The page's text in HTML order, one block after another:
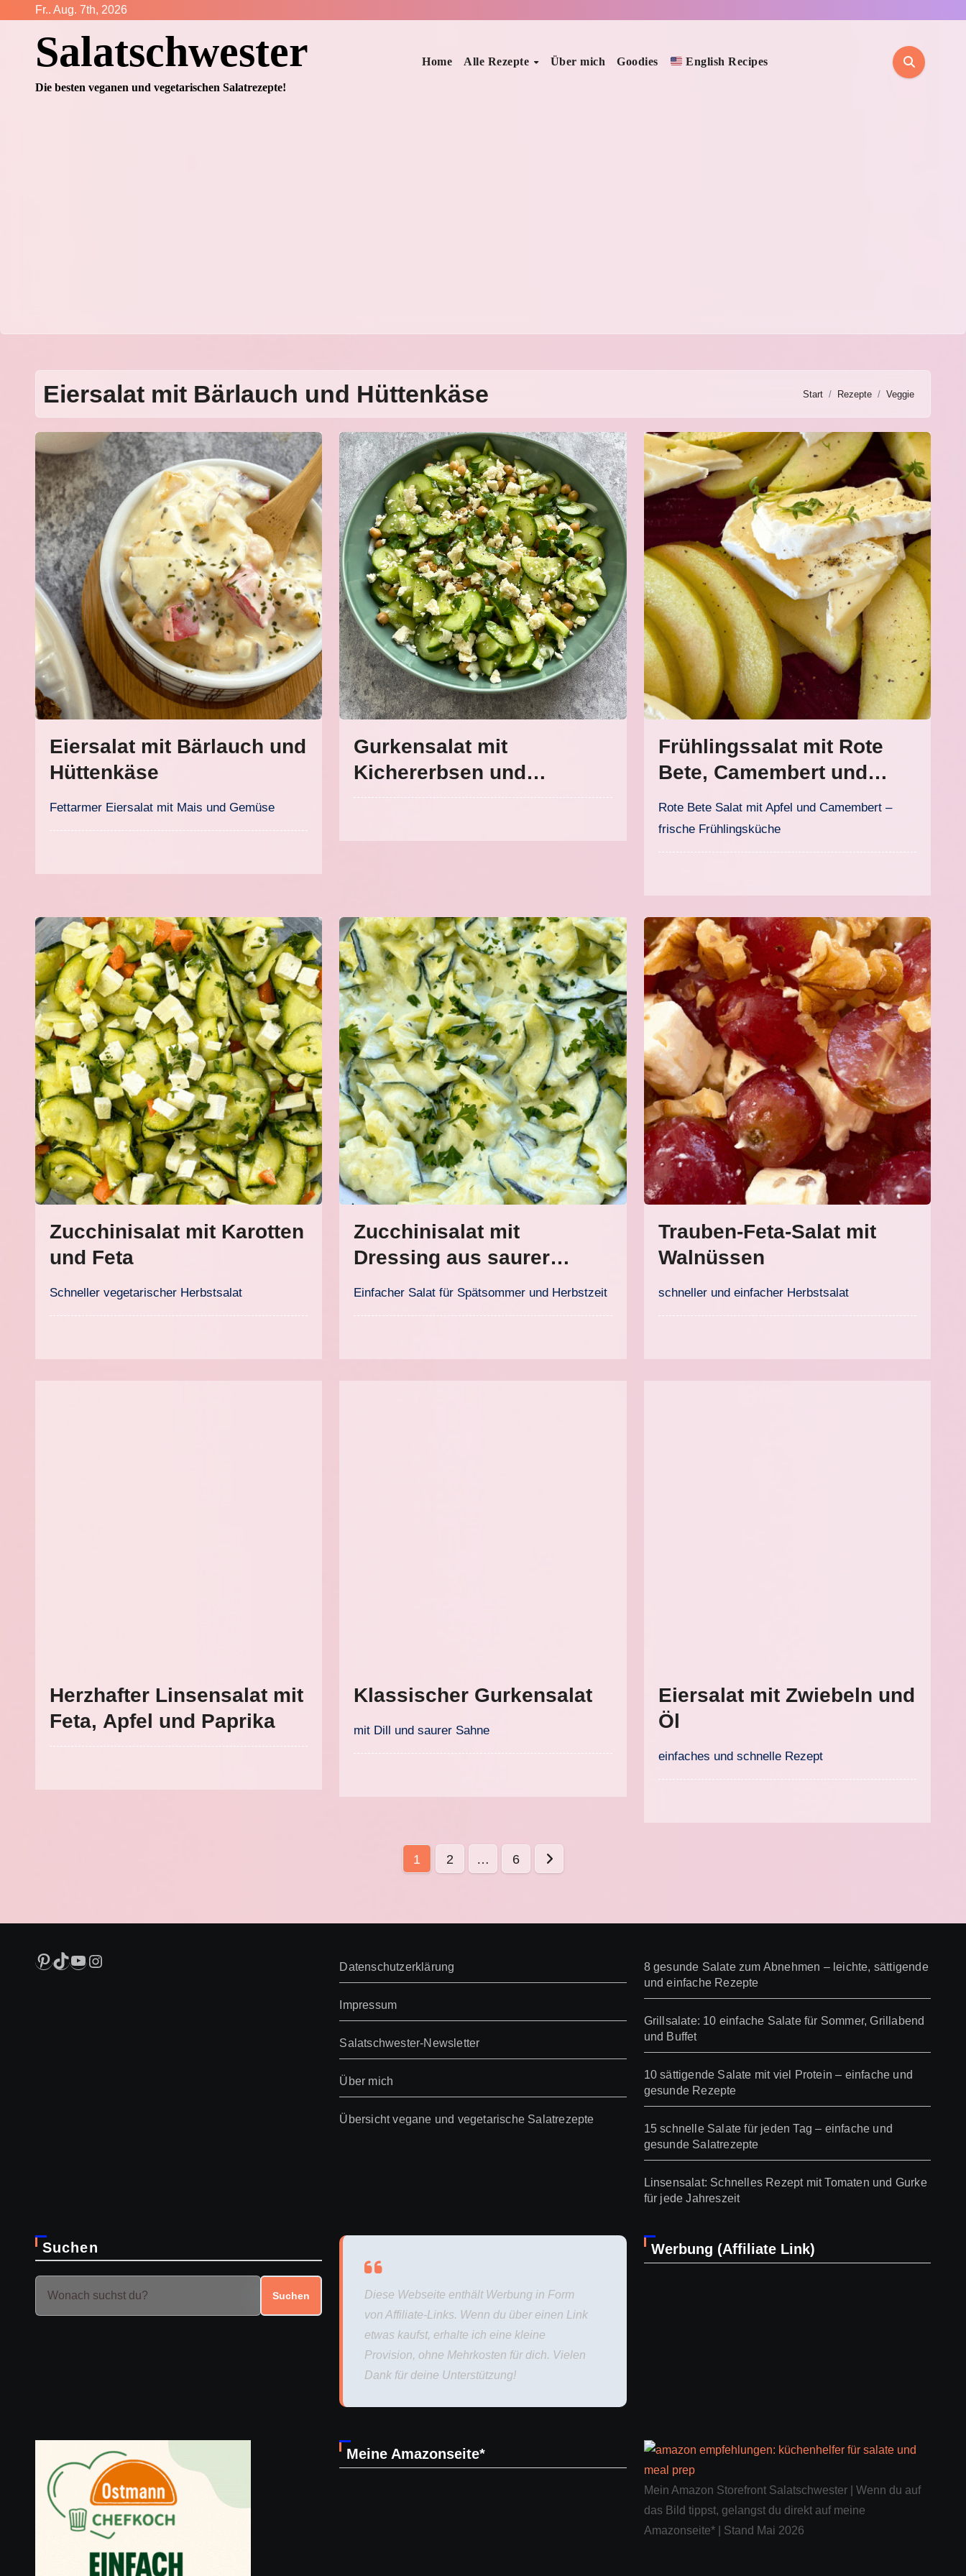
springen
Fr.. Aug. 7th, 2026
Salatschwester
Die besten veganen und vegetarischen Salatrezepte!
Home Alle Rezepte Über mich Goodies English Recipes
Eiersalat mit Bärlauch und Hüttenkäse Start Rezepte Veggie
Eiersalat mit Bärlauch und
Hüttenkäse
Fettarmer Eiersalat mit Mais und Gemüse
Gurkensalat mit
Kichererbsen und
Hirtenkäse
Frühlingssalat mit Rote
Bete, Camembert und
Kresse
Rote Bete Salat mit Apfel und Camembert –
frische Frühlingsküche
Zucchinisalat mit Karotten
und Feta
Schneller vegetarischer Herbstsalat
Zucchinisalat mit
Dressing aus saurer
Sahne
Einfacher Salat für Spätsommer und Herbstzeit
Trauben-Feta-Salat mit
Walnüssen
schneller und einfacher Herbstsalat
Herzhafter Linsensalat mit
Feta, Apfel und Paprika
Klassischer Gurkensalat
mit Dill und saurer Sahne
Eiersalat mit Zwiebeln und
Öl
einfaches und schnelle Rezept
Seitennummerierung
Beiträge
1 2 … 6
Pinterest
TikTok
YouTube
Instagram Datenschutzerklärung
Impressum
Salatschwester-Newsletter
Über mich
Übersicht vegane und vegetarische Salatrezepte
8 gesunde Salate zum Abnehmen – leichte, sättigende
und einfache Rezepte
Grillsalate: 10 einfache Salate für Sommer, Grillabend
und Buffet
10 sättigende Salate mit viel Protein – einfache und
gesunde Rezepte
15 schnelle Salate für jeden Tag – einfache und
gesunde Salatrezepte
Linsensalat: Schnelles Rezept mit Tomaten und Gurke
für jede Jahreszeit
Suchen
Suchen
Diese Webseite enthält Werbung in Form
von Affiliate-Links. Wenn du über einen Link
etwas kaufst, erhalte ich eine kleine
Provision, ohne Mehrkosten für dich. Vielen
Dank für deine Unterstützung!
Werbung (Affiliate Link)
Meine Amazonseite*
Mein Amazon Storefront Salatschwester | Wenn du auf
das Bild tippst, gelangst du direkt auf meine
Amazonseite* | Stand Mai 2026